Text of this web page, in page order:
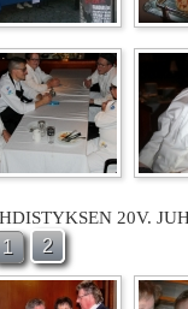
20V.
1 2